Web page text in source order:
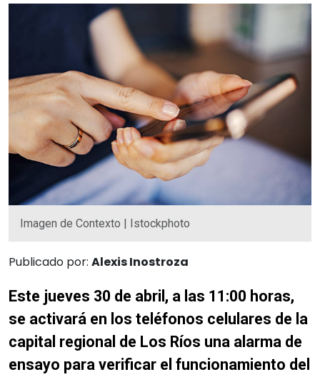
Imagen de Contexto | Istockphoto
Publicado por: Alexis Inostroza
Este jueves 30 de abril, a las 11:00 horas,
se activará en los teléfonos celulares de la
capital regional de Los Ríos una alarma de
ensayo para verificar el funcionamiento del